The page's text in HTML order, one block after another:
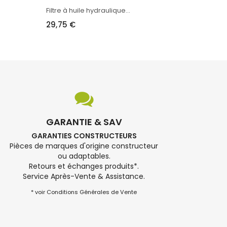
Filtre à huile hydraulique...
29,75 €
GARANTIE & SAV
GARANTIES CONSTRUCTEURS
Pièces de marques d'origine constructeur
ou adaptables.
Retours et échanges produits*.
Service Après-Vente & Assistance.
* voir Conditions Générales de Vente